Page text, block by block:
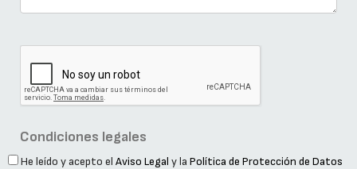
Condiciones legales
He leído y acepto el Aviso Legal y la Política de Protección de Datos